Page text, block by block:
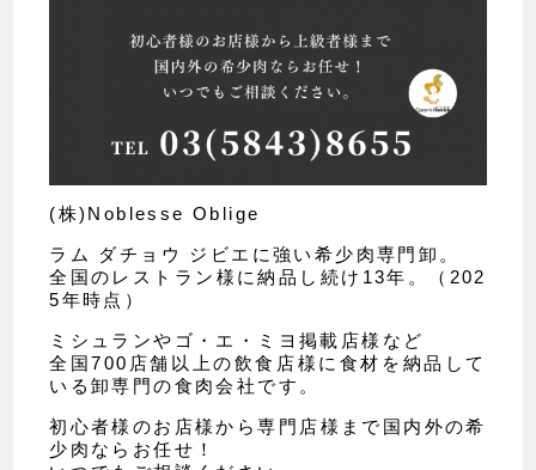
(株)Noblesse Oblige
ラム ダチョウ ジビエに強い希少肉専門卸。
全国のレストラン様に納品し続け13年。（202
5年時点）
ミシュランやゴ・エ・ミヨ掲載店様など
全国700店舗以上の飲食店様に食材を納品して
いる卸専門の食肉会社です。
初心者様のお店様から専門店様まで国内外の希
少肉ならお任せ！